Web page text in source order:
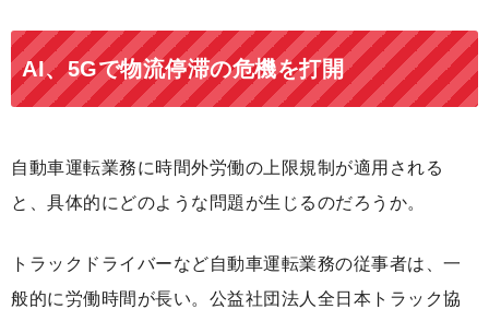
AI、5Gで物流停滞の危機を打開
自動車運転業務に時間外労働の上限規制が適用される
と、具体的にどのような問題が生じるのだろうか。
トラックドライバーなど自動車運転業務の従事者は、一
般的に労働時間が長い。公益社団法人全日本トラック協